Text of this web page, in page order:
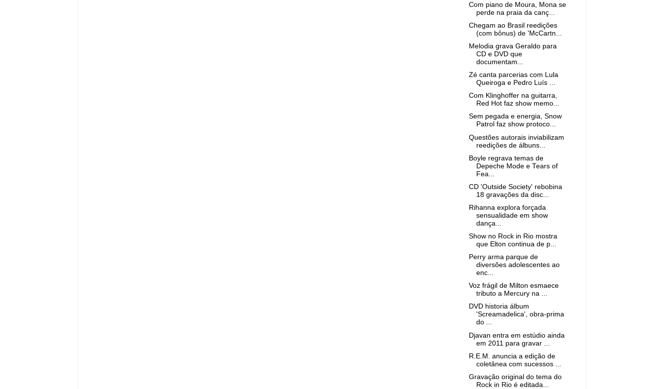
Com piano de Moura, Mona se
perde na praia da canç...
Chegam ao Brasil reedições
(com bônus) de 'McCartn...
Melodia grava Geraldo para
CD e DVD que
documentam...
Zé canta parcerias com Lula
Queiroga e Pedro Luís ...
Com Klinghoffer na guitarra,
Red Hot faz show memo...
Sem pegada e energia, Snow
Patrol faz show protoco...
Questões autorais inviabilizam
reedições de álbuns...
Boyle regrava temas de
Depeche Mode e Tears of
Fea...
CD 'Outside Society' rebobina
18 gravações da disc...
Rihanna explora forçada
sensualidade em show
dança...
Show no Rock in Rio mostra
que Elton continua de p...
Perry arma parque de
diversões adolescentes ao
enc...
Voz frágil de Milton esmaece
tributo a Mercury na ...
DVD historia álbum
'Screamadelica', obra-prima
do ...
Djavan entra em estúdio ainda
em 2011 para gravar ...
R.E.M. anuncia a edição de
coletânea com sucessos ...
Gravação original do tema do
Rock in Rio é editada...